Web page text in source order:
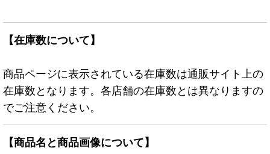
【在庫数について】
商品ページに表示されている在庫数は通販サイト上の
在庫数となります。各店舗の在庫数とは異なりますの
でご注意ください。
【商品名と商品画像について】